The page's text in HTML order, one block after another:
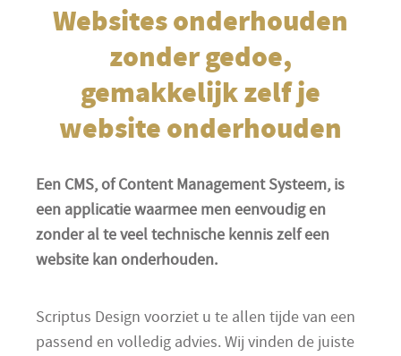
Websites onderhouden
zonder gedoe,
gemakkelijk zelf je
website onderhouden
Een CMS, of Content Management Systeem, is
een applicatie waarmee men eenvoudig en
zonder al te veel technische kennis zelf een
website kan onderhouden.
Scriptus Design voorziet u te allen tijde van een
passend en volledig advies. Wij vinden de juiste